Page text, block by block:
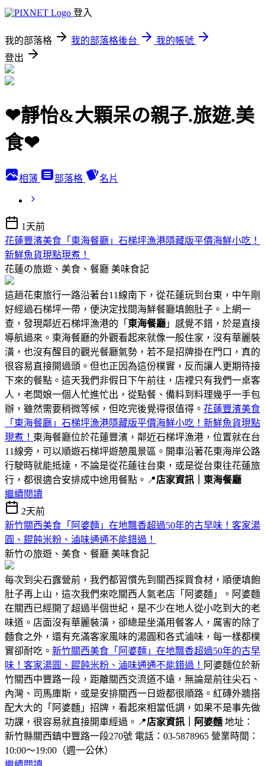
登入
我的部落格 我的部落格後台
我的帳號
登出
❤靜怡&大顆呆の親子.旅遊.美
食❤
相簿 部落格 名片
1天前
花蓮豐濱美食「東海餐廳」石梯坪漁港隱藏版平價海鮮小吃！
新鮮魚貨現點現煮！
花蓮の旅遊、美食、餐廳 美味食記
這趟花東旅行一路沿著台11線南下，從花蓮玩到台東，中午剛
好經過石梯坪一帶，便決定找間海鮮餐廳填飽肚子。上網一
查，發現鄰近石梯坪漁港的「 東海餐廳 」感覺不錯，於是直接
導航過來。東海餐廳的外觀看起來就像一般住家，沒有華麗裝
潢，也沒有醒目的觀光餐廳氣勢，若不是招牌掛在門口，真的
很容易直接開過頭。但也正因為這份樸實，反而讓人更期待接
下來的餐點。這天我們非假日下午前往，店裡只有我們一桌客
人，老闆娘一個人忙進忙出，從點餐、備料到料理幾乎一手包
辦，雖然需要稍微等候，但吃完後覺得很值得。 花蓮豐濱美食
「東海餐廳」石梯坪漁港隱藏版平價海鮮小吃！新鮮魚貨現點
現煮！ 東海餐廳位於花蓮豐濱，鄰近石梯坪漁港，位置就在台
11線旁，可以順遊石梯坪遊憩風景區。開車沿著花東海岸公路
行駛時就能抵達，不論是從花蓮往台東，或是從台東往花蓮旅
行，都很適合安排成中途用餐點。📍店家資訊｜東海餐廳
繼續閱讀
2天前
新竹關西美食「阿婆麵」在地飄香超過50年的古早味！客家湯
圓、餛飩米粉、滷味通通不能錯過！
新竹の旅遊、美食、餐廳 美味食記
每次到尖石露營前，我們都習慣先到關西採買食材，順便填飽
肚子再上山，這次我們來吃關西人氣老店「阿婆麵」。阿婆麵
在關西已經開了超過半個世紀，是不少在地人從小吃到大的老
味道。店面沒有華麗裝潢，卻總是坐滿用餐客人，厲害的除了
麵食之外，還有充滿客家風味的湯圓和各式滷味，每一樣都樸
實卻耐吃。 新竹關西美食「阿婆麵」在地飄香超過50年的古早
味！客家湯圓、餛飩米粉、滷味通通不能錯過！ 阿婆麵位於新
竹關西中豐路一段，距離關西交流道不遠，無論是前往尖石、
內灣、司馬庫斯，或是安排關西一日遊都很順路。紅磚外牆搭
配大大的「阿婆麵」招牌，看起來相當低調，如果不是事先做
功課，很容易就直接開車經過。📍店家資訊｜阿婆麵 地址：
新竹縣關西鎮中豐路一段270號 電話：03-5878965 營業時間：
10:00～19:00（週一公休）